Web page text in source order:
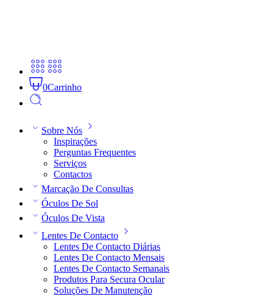
0Carrinho
Sobre Nós
Inspirações
Perguntas Frequentes
Serviços
Contactos
Marcação De Consultas
Óculos De Sol
Óculos De Vista
Lentes De Contacto
Lentes De Contacto Diárias
Lentes De Contacto Mensais
Lentes De Contacto Semanais
Produtos Para Secura Ocular
Soluções De Manutenção